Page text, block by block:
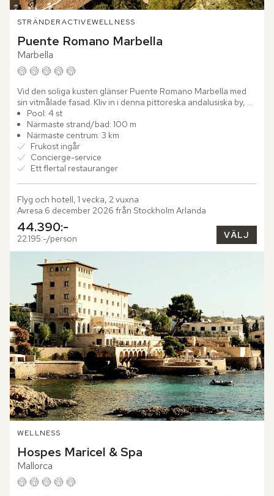
STRÄNDERACTIVEWELLNESS
Puente Romano Marbella
Marbella
Vid den soliga kusten glänser Puente Romano Marbella med
sin vitmålade fasad. Kliv in i denna pittoreska andalusiska by,
uppkallad efter den romerska bron som en gång förenade
Rom...
Pool: 4 st
Närmaste strand/bad: 100 m
Närmaste centrum: 3 km
Frukost ingår
Concierge-service
Ett flertal restauranger
Flyg och hotell, 1 vecka, 2 vuxna
Avresa 6 december 2026 från Stockholm Arlanda
44.390:-
22.195:-/person VÄLJ
WELLNESS
Hospes Maricel & Spa
Mallorca